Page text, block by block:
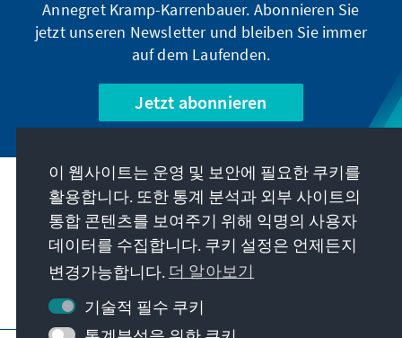
Annegret Kramp-Karrenbauer. Abonnieren Sie
jetzt unseren Newsletter und bleiben Sie immer
auf dem Laufenden.
Jetzt abonnieren
우리의 과제
연락처
재단에서 제공하는 제안 더 보기
이 웹사이트는 운영 및 보안에 필요한 쿠키를
활용합니다. 또한 통계 분석과 외부 사이트의
통합 콘텐츠를 보여주기 위해 익명의 사용자
데이터를 수집합니다. 쿠키 설정은 언제든지
변경가능합니다. 더 알아보기
기술적 필수 쿠키